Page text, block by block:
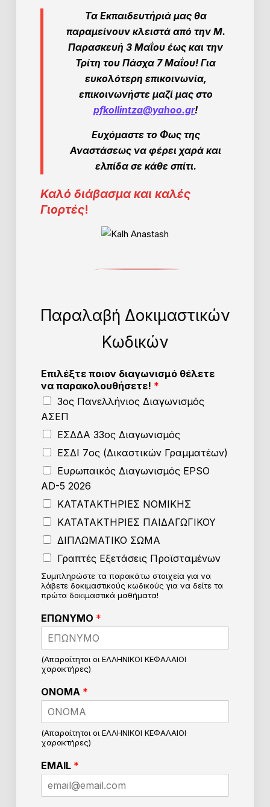
Τα Εκπαιδευτήριά μας θα
παραμείνουν κλειστά από την Μ.
Παρασκευή 3 Μαΐου έως και την
Τρίτη του Πάσχα 7 Μαΐου! Για
ευκολότερη επικοινωνία,
επικοινωνήστε μαζί μας στο
pfkollintza@yahoo.gr!
Ευχόμαστε το Φως της
Αναστάσεως να φέρει χαρά και
ελπίδα σε κάθε σπίτι.
Καλό διάβασμα και καλές
Γιορτές!
Παραλαβή Δοκιμαστικών
Κωδικών
Επιλέξτε ποιον διαγωνισμό θέλετε
να παρακολουθήσετε! *
3ος Πανελλήνιος Διαγωνισμός
ΑΣΕΠ
ΕΣΔΔΑ 33ος Διαγωνισμός
ΕΣΔΙ 7ος (Δικαστικών Γραμματέων)
Ευρωπαικός Διαγωνισμός EPSO
AD-5 2026
ΚΑΤΑΤΑΚΤΗΡΙΕΣ ΝΟΜΙΚΗΣ
ΚΑΤΑΤΑΚΤΗΡΙΕΣ ΠΑΙΔΑΓΩΓΙΚΟΥ
ΔΙΠΛΩΜΑΤΙΚΟ ΣΩΜΑ
Γραπτές Εξετάσεις Προϊσταμένων
Συμπληρώστε τα παρακάτω στοιχεία για να
λάβετε δοκιμαστικούς κωδικούς για να δείτε τα
πρώτα δοκιμαστικά μαθήματα!
ΕΠΩΝΥΜΟ *
(Απαραίτητοι οι ΕΛΛΗΝΙΚΟΙ ΚΕΦΑΛΑΙΟΙ
χαρακτήρες)
ΟΝΟΜΑ *
(Απαραίτητοι οι ΕΛΛΗΝΙΚΟΙ ΚΕΦΑΛΑΙΟΙ
χαρακτήρες)
Ε
π
λ
EMAIL *